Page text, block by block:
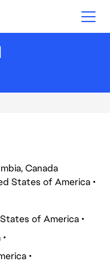
Canada
States of America
of America